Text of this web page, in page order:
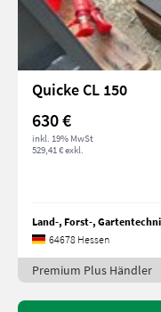
Quicke CL 150
630 €
inkl. 19% MwSt
529,41 € exkl.
Land-, Forst-,
64678 Hessen
Premium Plus Händler